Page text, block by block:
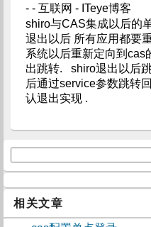
- - 互联网 - ITeye博客
shiro与CAS集成以后的
退出以后 所有应用都要
系统以后重新定向到cas
出跳转. shiro退出以后
后通过service参数跳转
认退出实现 .
相关文章